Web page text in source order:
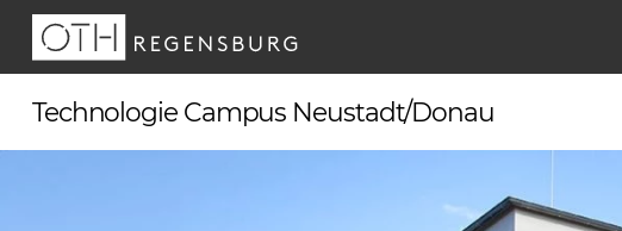
Skip
content
Technologie Campus Neustadt/Donau